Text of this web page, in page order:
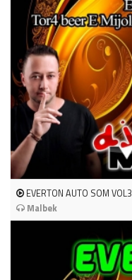
EVERTON AUTO SOM VOL3
Malbek